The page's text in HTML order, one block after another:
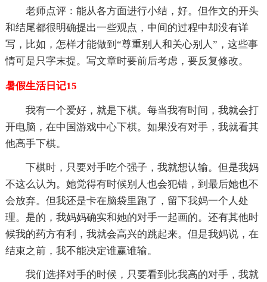
老师点评：能从各方面进行小结，好。但作文的开头
和结尾都很明确提出一些观点，中间的过程中却没有详
写，比如，怎样才能做到“尊重别人和关心别人”，这些事
情可是只字末提。写文章时要前后考虑，要反复修改。
暑假生活日记15
我有一个爱好，就是下棋。每当我有时间，我就会打
开电脑，在中国游戏中心下棋。如果没有对手，我就看其
他高手下棋。
下棋时，只要对手吃个强子，我就想认输。但是我妈
不这么认为。她觉得有时候别人也会犯错，到最后她也不
会放弃。但我还是卡在脑袋里跑了，留下我妈一个人处
理。是的，我妈妈确实和她的对手一起画的。还有其他时
候我的药方有利，我就会高兴的跳起来。但是我妈说，在
结束之前，我不能决定谁赢谁输。
我们选择对手的时候，只要看到比我高的对手，我就